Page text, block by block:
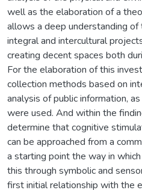
well as the elaboration of a
allows a deep understanding of
integral and intercultural
creating decent spaces both
For the elaboration of this
collection methods based on
analysis of public information,
were used. And within the
determine that cognitive
can be approached from a
a starting point the way in
this through symbolic and
first initial relationship with the